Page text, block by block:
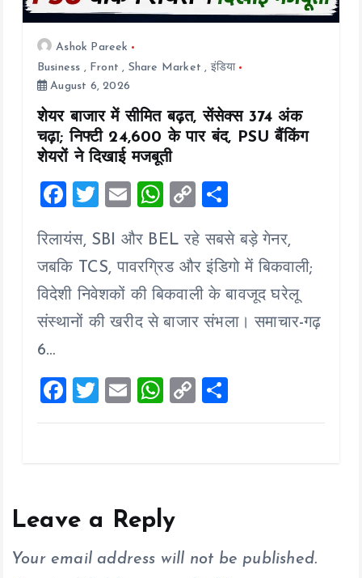
Ashok Pareek
Business , Front , Share Market , इंडिया
August 6, 2026
शेयर बाजार में सीमित बढ़त, सेंसेक्स 374 अंक
चढ़ा; निफ्टी 24,600 के पार बंद, PSU बैंकिंग
शेयरों ने दिखाई मजबूती
F
ce
b
o
o
T
tt
er
E
ai
l
W
at
s
A
p
C
p
y
Li
n
a
re
रिलायंस, SBI और BEL रहे सबसे बड़े गेनर,
जबकि TCS, पावरग्रिड और इंडिगो में बिकवाली;
विदेशी निवेशकों की बिकवाली के बावजूद घरेलू
संस्थानों की खरीद से बाजार संभला। समाचार-गढ़
6…
F
a
o
T
wi
E
m
W
h
p
p
C
o
h
Leave a Reply
Your email address will not be published.